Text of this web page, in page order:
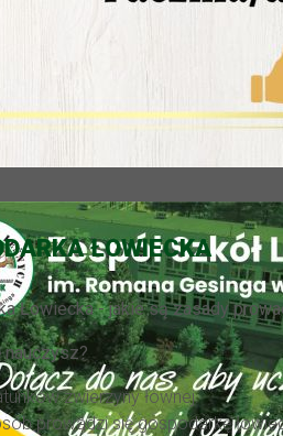
ŁOWIECKA
Łowiecka - jakie są zasady
zwierzyny łownej.
prowadzi się gospodarkę